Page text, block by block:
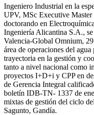
Ingeniero Industrial en la
UPV, MSc Executive
doctorando en
Ingeniería Alicantina S.A.,
Valencia-Global Omnium,
área de operaciones del
trayectoria en la gestión y
tanto a nivel nacional como
proyectos I+D+i y CPP en
de Gerencia Integral
boletín IDB-TN- 1337 de
mixtas de gestión del ciclo
Sagunto, Gandía.